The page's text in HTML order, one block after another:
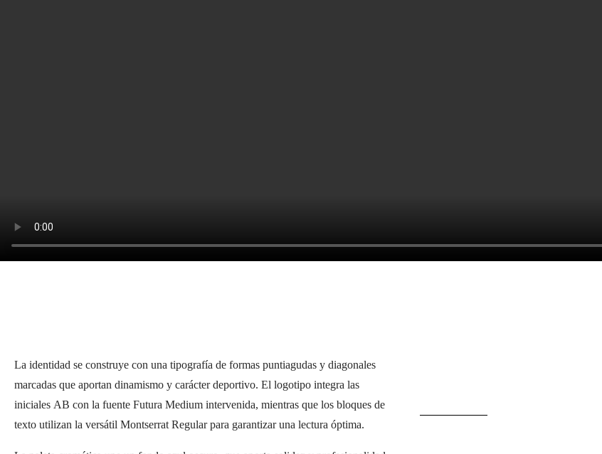
La identidad se construye con una tipografía de formas puntiagudas y diagonales
marcadas que aportan dinamismo y carácter deportivo. El logotipo integra las
iniciales AB con la fuente Futura Medium intervenida, mientras que los bloques de
texto utilizan la versátil Montserrat Regular para garantizar una lectura óptima.